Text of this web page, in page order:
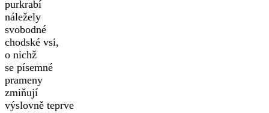
purkrabí
náležely
svobodné
chodské vsi,
o nichž
se písemné
prameny
zmiňují
výslovně teprve